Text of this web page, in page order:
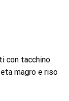
con tacchino
magro e riso